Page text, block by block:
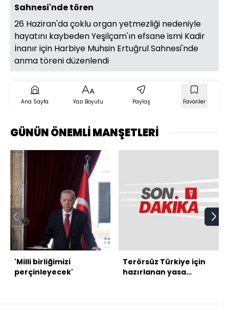
Sahnesi'nde tören
26 Haziran'da çoklu organ yetmezliği nedeniyle
hayatını kaybeden Yeşilçam'ın efsane ismi Kadir
İnanır için Harbiye Muhsin Ertuğrul Sahnesi'nde
anma töreni düzenlendi
Ana Sayfa Yazı Boyutu Paylaş Favoriler
GÜNÜN ÖNEMLİ MANŞETLERİ
'Milli birliğimizi
perçinleyecek'
Terörsüz Türkiye için
hazırlanan yasa